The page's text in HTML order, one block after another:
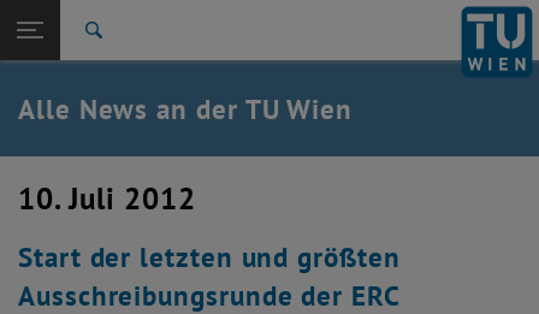
TU Login
Quicklinks
Quicklinks-Menü umschalten
Studium
Karriere
Zurück: Subseiten von TU Wien Startseite auflisten
Zurück zur letzten Ebene:
TU Wien Startseite
Übersicht
Alle News an der TU Wien
10. Juli 2012
Start der letzten und größten
Ausschreibungsrunde der ERC